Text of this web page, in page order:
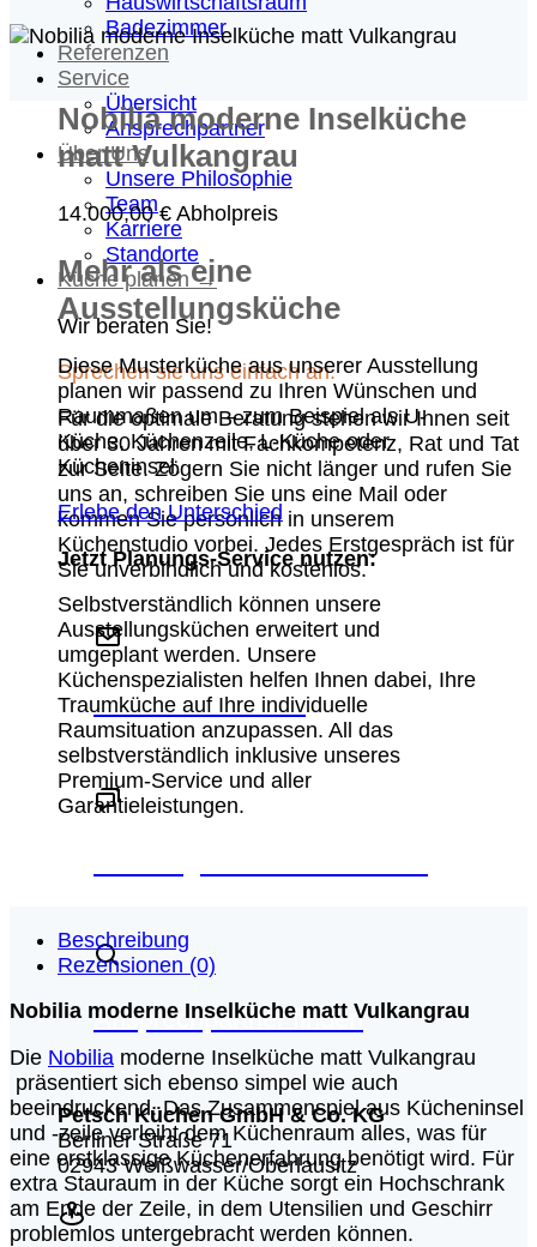
Badezimmer
Referenzen
Service
Übersicht
Ansprechpartner
Über Uns
Unsere Philosophie
Team
Karriere
Standorte
Küche planen →
Wir beraten Sie!
Sprechen sie uns einfach an.
Für die optimale Beratung stehen wir Ihnen seit
über 30 Jahren mit Fachkompetenz, Rat und Tat
zur Seite. Zögern Sie nicht länger und rufen Sie
uns an, schreiben Sie uns eine Mail oder
kommen Sie persönlich in unserem
Küchenstudio vorbei. Jedes Erstgespräch ist für
Sie unverbindlich und kostenlos.
Schreiben Sie uns
Ansprechpartner finden
Petsch Küchen GmbH & Co. KG
Berliner Straße 71
02943 Weißwasser/Oberlausitz
Nobilia moderne Inselküche
matt Vulkangrau
14.000,00€ Abholpreis
Mehr als eine
Ausstellungsküche
Diese Musterküche aus unserer Ausstellung
planen wir passend zu Ihren Wünschen und
Raummaßen um – zum Beispiel als U-
Küche, Küchenzeile, L-Küche oder
Kücheninsel.
Erlebe den Unterschied
Jetzt Planungs-Service nutzen:
Selbstverständlich können unsere
Ausstellungsküchen erweitert und
umgeplant werden. Unsere
Küchenspezialisten helfen Ihnen dabei, Ihre
Traumküche auf Ihre individuelle
Raumsituation anzupassen. All das
selbstverständlich inklusive unseres
Premium-Service und aller
Garantieleistungen.
Beschreibung
Rezensionen (0)
Nobilia moderne Inselküche matt Vulkangrau
Die Nobilia moderne Inselküche matt Vulkangrau
präsentiert sich ebenso simpel wie auch
beeindruckend. Das Zusammenspiel aus Kücheninsel
und -zeile verleiht dem Küchenraum alles, was für
eine erstklassige Küchenerfahrung benötigt wird. Für
extra Stauraum in der Küche sorgt ein Hochschrank
am Ende der Zeile, in dem Utensilien und Geschirr
problemlos untergebracht werden können.